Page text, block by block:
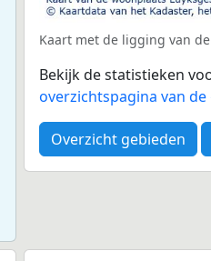
Kaart met de ligging van
Bekijk de statistieken
overzichtspagina van
Overzicht gebieden